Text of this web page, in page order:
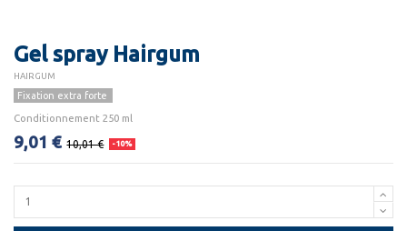
Gel spray Hairgum
HAIRGUM
Fixation extra forte
Conditionnement 250 ml
9,01 € 10,01 € -10%